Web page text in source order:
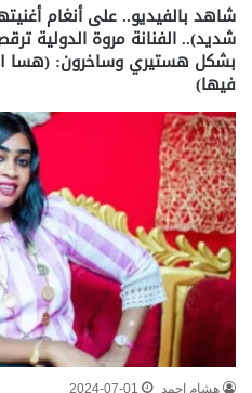
شاهد بالفيديو.. على أنغام
شديد).. الفنانة مروة الدولية
بشكل هستيري وساخرون: (هسا
فيها)
هشام احمد 2024-07-01